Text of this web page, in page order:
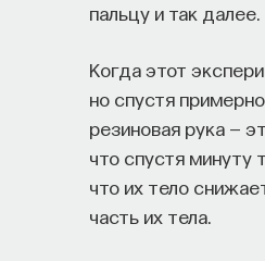
пальцу и так далее.
Когда этот
но спустя
резиновая рука —
что спустя минуту
что их тело
часть их тела.